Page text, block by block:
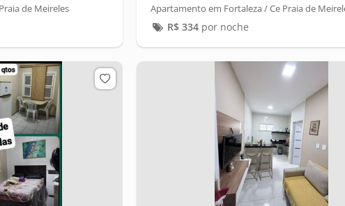
de Meireles Apartamento em Fortaleza / Ce Praia de
R$ 334por noche